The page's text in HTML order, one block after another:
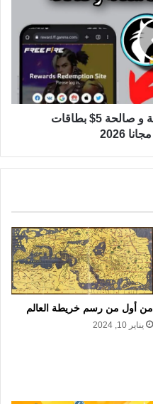
اكواد shop2game شغالة و صالحة 5$ بطاقات
من أول من رسم خريطة العالم
يناير 10, 2024